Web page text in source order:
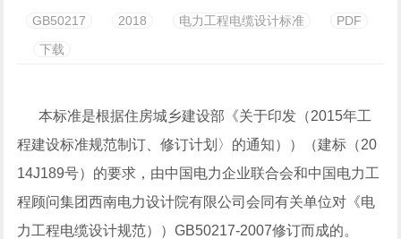
GB50217
2018 电力工程电缆设计标准
PDF
下载
本标准是根据住房城乡建设部《关于印发（2015年工
程建设标准规范制订、修订计划〉的通知））（建标（20
14J189号）的要求，由中国电力企业联合会和中国电力工
程顾问集团西南电力设计院有限公司会同有关单位对《电
力工程电缆设计规范））GB50217-2007修订而成的。